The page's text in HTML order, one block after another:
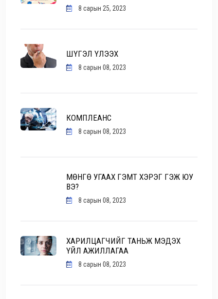
8 сарын 25, 2023
ШҮГЭЛ ҮЛЭЭХ
8 сарын 08, 2023
КОМПЛЕАНС
8 сарын 08, 2023
МӨНГӨ УГААХ ГЭМТ ХЭРЭГ ГЭЖ ЮУ
ВЭ?
8 сарын 08, 2023
ХАРИЛЦАГЧИЙГ ТАНЬЖ МЭДЭХ
ҮЙЛ АЖИЛЛАГАА
8 сарын 08, 2023